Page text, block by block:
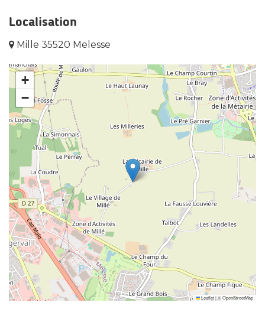
Localisation
Mille 35520 Melesse
+
−
Leaflet|©OpenStreetMap